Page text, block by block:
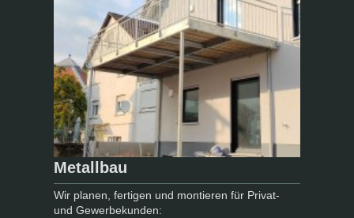
Metallbau
Wir planen, fertigen und montieren für Privat-
und Gewerbekunden: